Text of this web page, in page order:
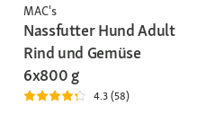
MAC's
Nassfutter Hund Adult
Rind und Gemüse
6x800 g
4.3 (58)